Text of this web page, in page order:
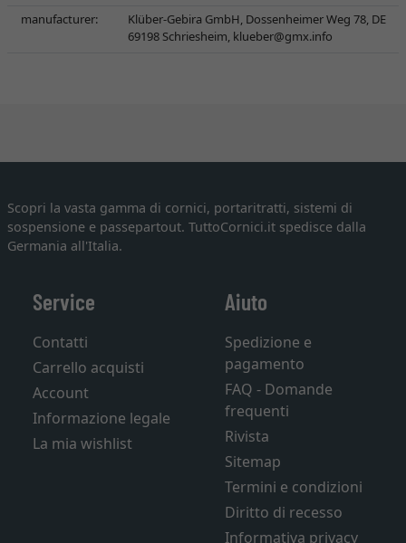
manufacturer:
Klüber-Gebira GmbH, Dossenheimer Weg 78, DE
69198 Schriesheim, klueber@gmx.info
Scopri la vasta gamma di cornici, portaritratti, sistemi di
sospensione e passepartout. TuttoCornici.it spedisce dalla
Germania all'Italia.
Service
Contatti
Carrello acquisti
Account
Informazione legale
La mia wishlist
Aiuto
Spedizione e
pagamento
FAQ - Domande
frequenti
Rivista
Sitemap
Termini e condizioni
Diritto di recesso
Informativa privacy